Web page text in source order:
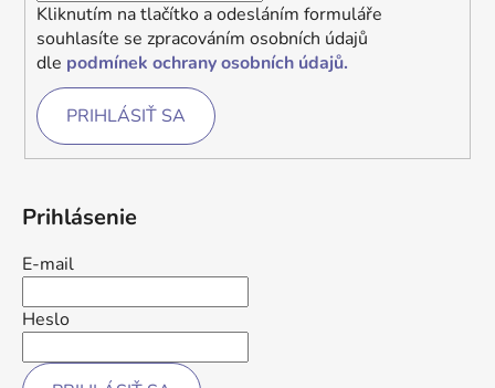
Kliknutím na tlačítko a odesláním formuláře
souhlasíte se zpracováním osobních údajů
dle podmínek ochrany osobních údajů.
PRIHLÁSIŤ SA
Prihlásenie
E-mail
Heslo